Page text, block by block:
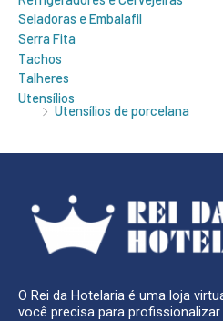
Seladoras e Embalafil
Serra Fita
Tachos
Talheres
Utensílios
Utensílios de porcelana
O Rei da Hotelaria é uma loja
você precisa para